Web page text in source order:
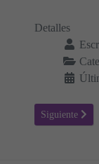
Detalles
Artículo
Siguiente